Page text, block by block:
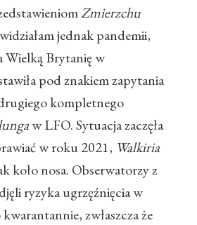
Zmierzchu
jednak pandemii,
Wielką Brytanię w
pod znakiem zapytania
kompletnego
w LFO. Sytuacja zaczęła
w roku 2021, Walkiria
koło nosa. Obserwatorzy z
ryzyka ugrzęźnięcia w
zwłaszcza że